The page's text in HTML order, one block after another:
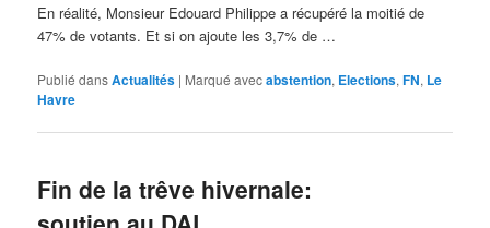
En réalité, Monsieur Edouard Philippe a récupéré la moitié de
47% de votants. Et si on ajoute les 3,7% de …
Publié dansActualités | Marqué avecabstention, Elections,FN, Le
Havre
Fin de la trêve hivernale: